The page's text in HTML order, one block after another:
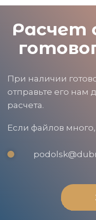
Расчет
При наличии
отправьте его нам
расчета.
Если файлов много,